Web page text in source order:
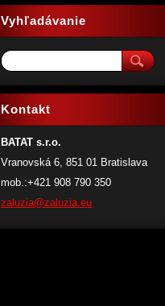
Vyhľadávanie
Kontakt
BATAT s.r.o.
Vranovská 6, 851 01 Bratislava
mob.:+421 908 790 350
zaluzia@zaluzia.eu